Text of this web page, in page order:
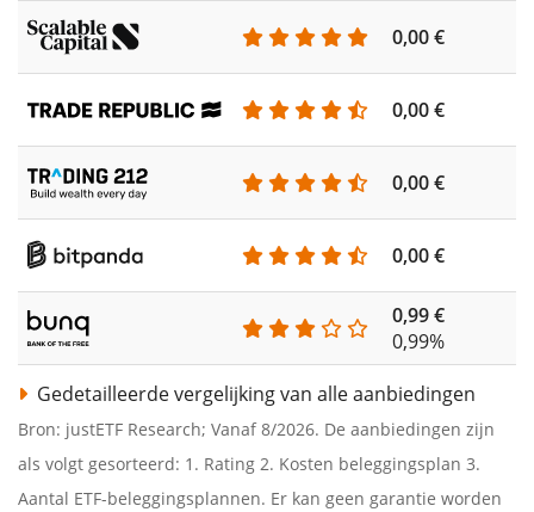
0,00 €
0,00 €
0,00 €
0,00 €
0,99 €
0,99%
Gedetailleerde vergelijking van alle aanbiedingen
Bron: justETF Research; Vanaf 8/2026. De aanbiedingen zijn
als volgt gesorteerd: 1. Rating 2. Kosten beleggingsplan 3.
Aantal ETF-beleggingsplannen. Er kan geen garantie worden